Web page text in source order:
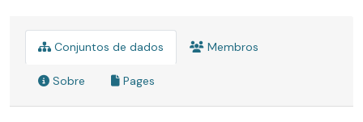
Conjuntos de dados Membros
Sobre Pages